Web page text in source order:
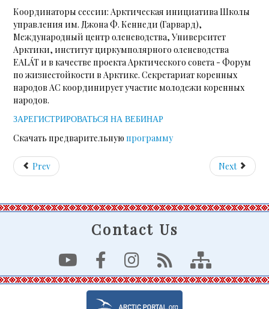
Координаторы сессии: Арктическая инициатива Школы
управления им. Джона Ф. Кеннеди (Гарвард),
Международный центр оленеводства, Университет
Арктики, институт циркумполярного оленеводства
EALÁT и в качестве проекта Арктического совета - Форум
по жизнестойкости в Арктике. Секретариат коренных
народов АС координирует участие молодежи коренных
народов.
ЗАРЕГИСТРИРОВАТЬСЯ НА ВЕБИНАР
Скачать предварительнуюпрограмму
Prev Next
Contact Us